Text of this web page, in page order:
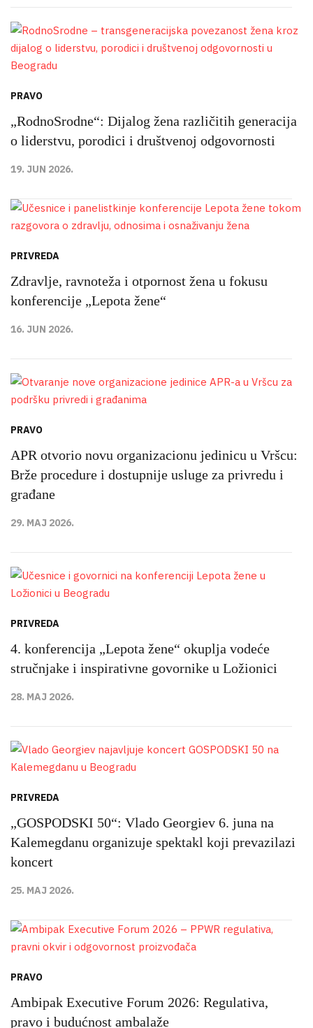
PRAVO
„RodnoSrodne“: Dijalog žena različitih generacija
o liderstvu, porodici i društvenoj odgovornosti
19. JUN 2026.
PRIVREDA
Zdravlje, ravnoteža i otpornost žena u fokusu
konferencije „Lepota žene“
16. JUN 2026.
PRAVO
APR otvorio novu organizacionu jedinicu u Vršcu:
Brže procedure i dostupnije usluge za privredu i
građane
29. MAJ 2026.
PRIVREDA
4. konferencija „Lepota žene“ okuplja vodeće
stručnjake i inspirativne govornike u Ložionici
28. MAJ 2026.
PRIVREDA
„GOSPODSKI 50“: Vlado Georgiev 6. juna na
Kalemegdanu organizuje spektakl koji prevazilazi
koncert
25. MAJ 2026.
PRAVO
Ambipak Executive Forum 2026: Regulativa,
pravo i budućnost ambalaže